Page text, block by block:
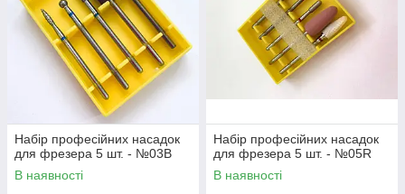
Набір професійних насадок
для фрезера 5 шт. - №03В
В наявності
Набір професійних насадок
для фрезера 5 шт. - №05R
В наявності